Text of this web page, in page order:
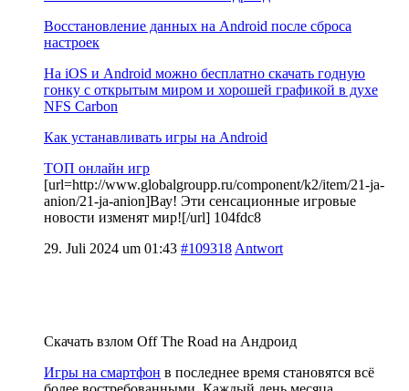
Восстановление данных на Android после сброса
настроек
На iOS и Android можно бесплатно скачать годную
гонку с открытым миром и хорошей графикой в духе
NFS Carbon
Как устанавливать игры на Android
ТОП онлайн игр
[url=http://www.globalgroupp.ru/component/k2/item/21-ja-
anion/21-ja-anion]Вау! Эти сенсационные игровые
новости изменят мир![/url] 104fdc8
29. Juli 2024 um 01:43 #109318 Antwort
Скачать взлом Off The Road на Андроид
Игры на смартфон в последнее время становятся всё